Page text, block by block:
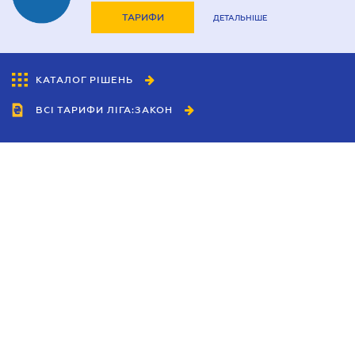
ТАРИФИ ДЕТАЛЬНІШЕ
КАТАЛОГ РІШЕНЬ
ВСІ ТАРИФИ ЛІГА:ЗАКОН